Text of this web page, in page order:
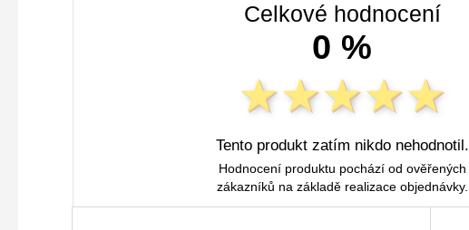
Celkové hodnocení
0 %
Tento produkt zatím nikdo nehodnotil.
Hodnocení produktu pochází od ověřených
zákazníků na základě realizace objednávky.